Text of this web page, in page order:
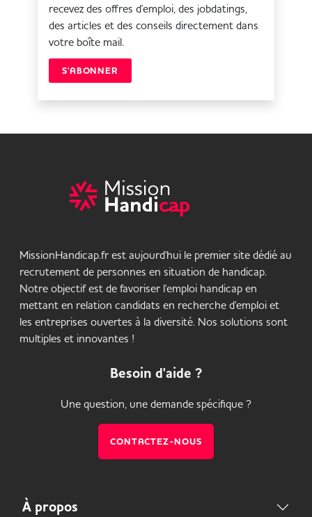
recevez des offres d'emploi, des jobdatings,
des articles et des conseils directement dans
votre boîte mail.
S'ABONNER
MissionHandicap.fr est aujourd'hui le premier site dédié au
recrutement de personnes en situation de handicap.
Notre objectif est de favoriser l'emploi handicap en
mettant en relation candidats en recherche d'emploi et
les entreprises ouvertes à la diversité. Nos solutions sont
multiples et innovantes !
Besoin d'aide ?
Une question, une demande spécifique ?
CONTACTEZ-NOUS
À propos